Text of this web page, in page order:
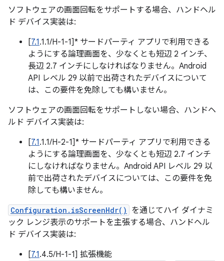
ソフトウェアの画面回転をサポートする場合、ハンドヘル
ド デバイス実装は:
[7.1.1.1/H-1-1]* サードパーティ アプリで利用できる
ようにする論理画面を、少なくとも短辺 2 インチ、
長辺 2.7 インチにしなければなりません。Android
API レベル 29 以前で出荷されたデバイスについて
は、この要件を免除しても構いません。
ソフトウェアの画面回転をサポートしない場合、ハンドヘ
ルド デバイス実装は:
[7.1.1.1/H-2-1]* サードパーティ アプリで利用できる
ようにする論理画面を、少なくとも短辺 2.7 インチ
にしなければなりません。Android API レベル 29 以
前で出荷されたデバイスについては、この要件を免
除しても構いません。
Configuration.isScreenHdr()
を通じてハイ ダイナミ
ック レンジ表示のサポートを主張する場合、ハンドヘル
ド デバイス実装は:
[7.1.4.5/H-1-1] 拡張機能